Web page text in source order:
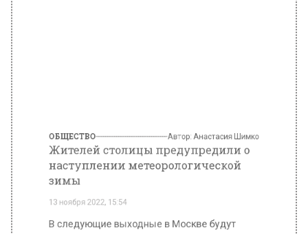
В следующие выходные в Москве будут
лежать сугробы высотой 8 сантиметров.
Помимо этого, в столице ожидается до -10
градусов. Об этом рассказал в беседе с РИА
Новости ведущий специалист центра погоды
«Фобос» Евгений Тишковец.